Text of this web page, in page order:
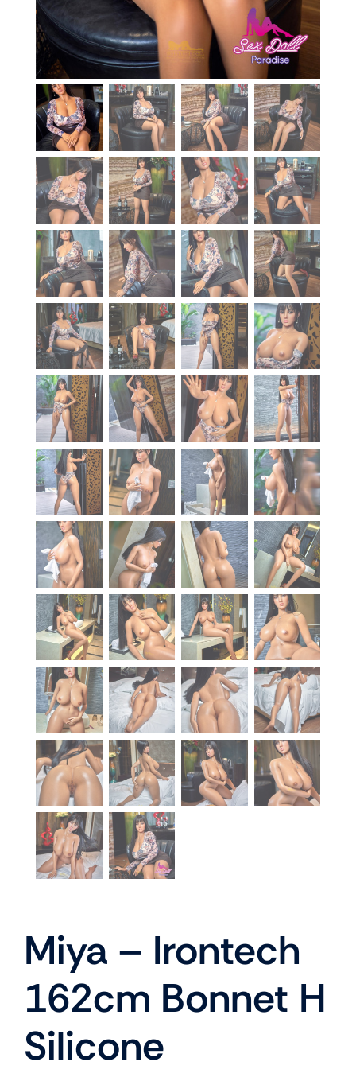
Paiement
Contact
Livraison
À propos
Blog
Miya – Irontech
162cm Bonnet H
Silicone